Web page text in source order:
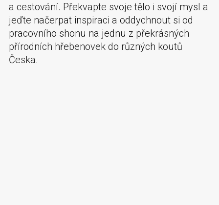
a cestování. Překvapte svoje tělo i svojí mysl a
jeďte načerpat inspiraci a oddychnout si od
pracovního shonu na jednu z překrásných
přírodních hřebenovek do různých koutů
Česka.